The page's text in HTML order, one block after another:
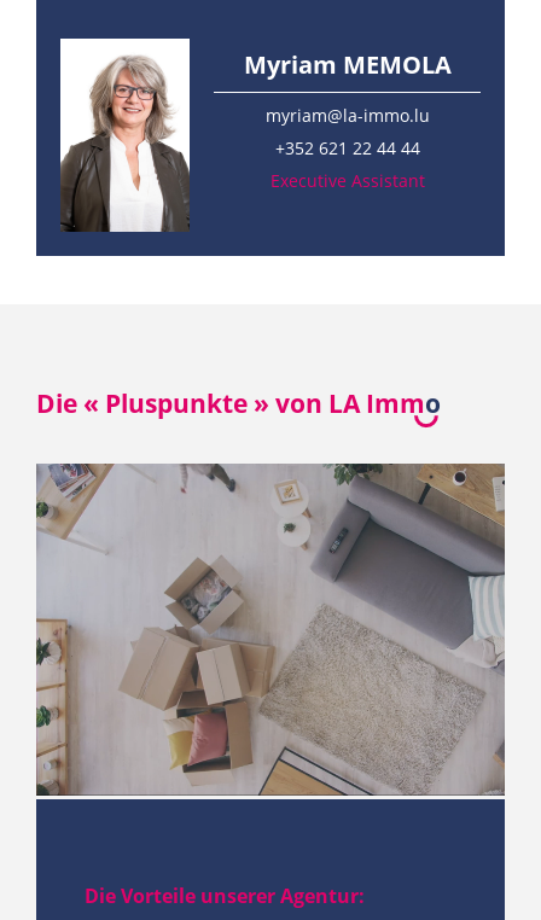
Myriam MEMOLA
myriam@la-immo.lu
+352 621 22 44 44
Executive Assistant
Die « Pluspunkte » von LA Immo
Die Vorteile unserer Agentur: